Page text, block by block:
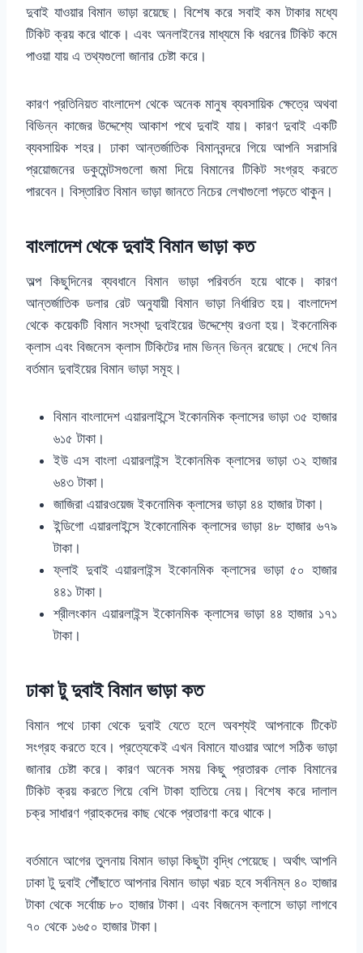
দুবাই যাওয়ার বিমান ভাড়া রয়েছে। বিশেষ করে সবাই কম টাকার মধ্যে
টিকিট ক্রয় করে থাকে। এবং অনলাইনের মাধ্যমে কি ধরনের টিকিট কমে
পাওয়া যায় এ তথ্যগুলো জানার চেষ্টা করে।
কারণ প্রতিনিয়ত বাংলাদেশ থেকে অনেক মানুষ ব্যবসায়িক ক্ষেত্রে অথবা
বিভিন্ন কাজের উদ্দেশ্যে আকাশ পথে দুবাই যায়। কারণ দুবাই একটি
ব্যবসায়িক শহর। ঢাকা আন্তর্জাতিক বিমানবন্দরে গিয়ে আপনি সরাসরি
প্রয়োজনের ডকুমেন্টসগুলো জমা দিয়ে বিমানের টিকিট সংগ্রহ করতে
পারবেন। বিস্তারিত বিমান ভাড়া জানতে নিচের লেখাগুলো পড়তে থাকুন।
বাংলাদেশ থেকে দুবাই বিমান ভাড়া কত
অল্প কিছুদিনের ব্যবধানে বিমান ভাড়া পরিবর্তন হয়ে থাকে। কারণ
আন্তর্জাতিক ডলার রেট অনুযায়ী বিমান ভাড়া নির্ধারিত হয়। বাংলাদেশ
থেকে কয়েকটি বিমান সংস্থা দুবাইয়ের উদ্দেশ্যে রওনা হয়। ইকনোমিক
ক্লাস এবং বিজনেস ক্লাস টিকিটের দাম ভিন্ন ভিন্ন রয়েছে। দেখে নিন
বর্তমান দুবাইয়ের বিমান ভাড়া সমূহ।
বিমান বাংলাদেশ এয়ারলাইন্সে ইকোনমিক ক্লাসের ভাড়া ৩৫ হাজার
৬১৫ টাকা।
ইউ এস বাংলা এয়ারলাইন্স ইকোনমিক ক্লাসের ভাড়া ৩২ হাজার
৬৪৩ টাকা।
জাজিরা এয়ারওয়েজ ইকনোমিক ক্লাসের ভাড়া ৪৪ হাজার টাকা।
ইন্ডিগো এয়ারলাইন্সে ইকোনোমিক ক্লাসের ভাড়া ৪৮ হাজার ৬৭৯
টাকা।
ফ্লাই দুবাই এয়ারলাইন্স ইকোনমিক ক্লাসের ভাড়া ৫০ হাজার
৪৪১ টাকা।
শ্রীলংকান এয়ারলাইন্স ইকোনমিক ক্লাসের ভাড়া ৪৪ হাজার ১৭১
টাকা।
ঢাকা টু দুবাই বিমান ভাড়া কত
বিমান পথে ঢাকা থেকে দুবাই যেতে হলে অবশ্যই আপনাকে টিকেট
সংগ্রহ করতে হবে। প্রত্যেকেই এখন বিমানে যাওয়ার আগে সঠিক ভাড়া
জানার চেষ্টা করে। কারণ অনেক সময় কিছু প্রতারক লোক বিমানের
টিকিট ক্রয় করতে গিয়ে বেশি টাকা হাতিয়ে নেয়। বিশেষ করে দালাল
চক্র সাধারণ গ্রাহকদের কাছ থেকে প্রতারণা করে থাকে।
বর্তমানে আগের তুলনায় বিমান ভাড়া কিছুটা বৃদ্ধি পেয়েছে। অর্থাৎ আপনি
ঢাকা টু দুবাই পৌঁছাতে আপনার বিমান ভাড়া খরচ হবে সর্বনিম্ন ৪০ হাজার
টাকা থেকে সর্বোচ্চ ৮০ হাজার টাকা। এবং বিজনেস ক্লাসে ভাড়া লাগবে
৭০ থেকে ১৬৫০ হাজার টাকা।